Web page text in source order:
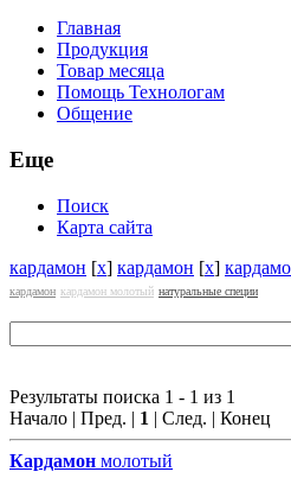
Главная
Продукция
Товар месяца
Помощь Технологам
Общение
Еще
Поиск
Карта сайта
кардамон [x] кардамон [x]
кардамон кардамон молотый натуральные специи
Результаты поиска 1 - 1 из 1
Начало | Пред. | 1 | След. | Конец
Кардамон молотый